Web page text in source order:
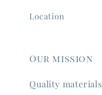
Location
Our mission
Quality